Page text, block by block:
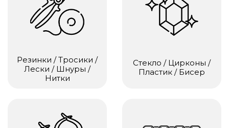
Резинки / Тросики /
Лески / Шнуры /
Нитки
Стекло / Цирконы /
Пластик / Бисер